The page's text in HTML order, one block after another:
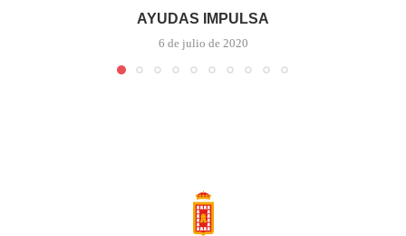
AYUDAS IMPULSA
6 de julio de 2020